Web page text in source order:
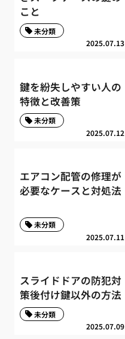
こと
2025.07.13
未分類
鍵を紛失しやすい人の
特徴と改善策
2025.07.12
未分類
エアコン配管の修理が
必要なケースと対処法
2025.07.11
未分類
スライドドアの防犯対
策後付け鍵以外の方法
2025.07.09
未分類